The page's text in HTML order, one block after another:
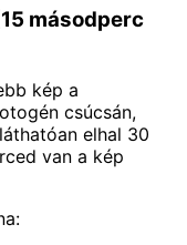
másodperc
kép a
csúcsán,
elhal 30
van a kép